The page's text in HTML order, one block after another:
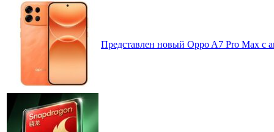
Представлен новый Oppo A7 Pro Max с